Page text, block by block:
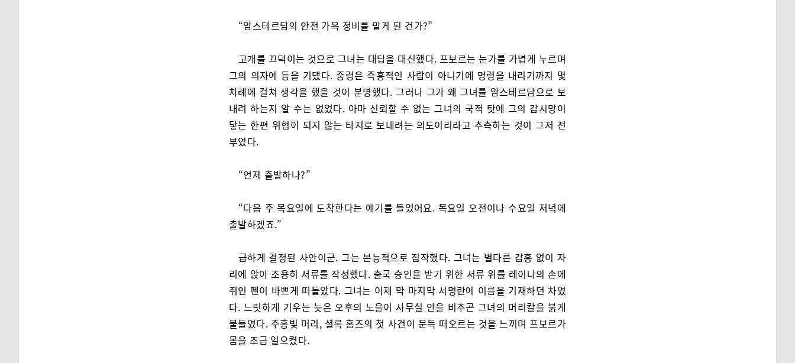
“암스테르담의 안전 가옥 정비를 맡게 된 건가?”
고개를 끄덕이는 것으로 그녀는 대답을 대신했다. 프보르는 눈가를 가볍게 누르며
그의 의자에 등을 기댔다. 중령은 즉흥적인 사람이 아니기에 명령을 내리기까지 몇
차례에 걸쳐 생각을 했을 것이 분명했다. 그러나 그가 왜 그녀를 암스테르담으로 보
내려 하는지 알 수는 없었다. 아마 신뢰할 수 없는 그녀의 국적 탓에 그의 감시망이
닿는 한편 위협이 되지 않는 타지로 보내려는 의도이리라고 추측하는 것이 그저 전
부였다.
“언제 출발하나?”
“다음 주 목요일에 도착한다는 얘기를 들었어요. 목요일 오전이나 수요일 저녁에
출발하겠죠.”
급하게 결정된 사안이군. 그는 본능적으로 짐작했다. 그녀는 별다른 감흥 없이 자
리에 앉아 조용히 서류를 작성했다. 출국 승인을 받기 위한 서류 위를 레이나의 손에
쥐인 펜이 바쁘게 떠돌았다. 그녀는 이제 막 마지막 서명란에 이름을 기재하던 차였
다. 느릿하게 기우는 늦은 오후의 노을이 사무실 안을 비추곤 그녀의 머리칼을 붉게
물들였다. 주홍빛 머리, 셜록 홈즈의 첫 사건이 문득 떠오르는 것을 느끼며 프보르가
몸을 조금 일으켰다.